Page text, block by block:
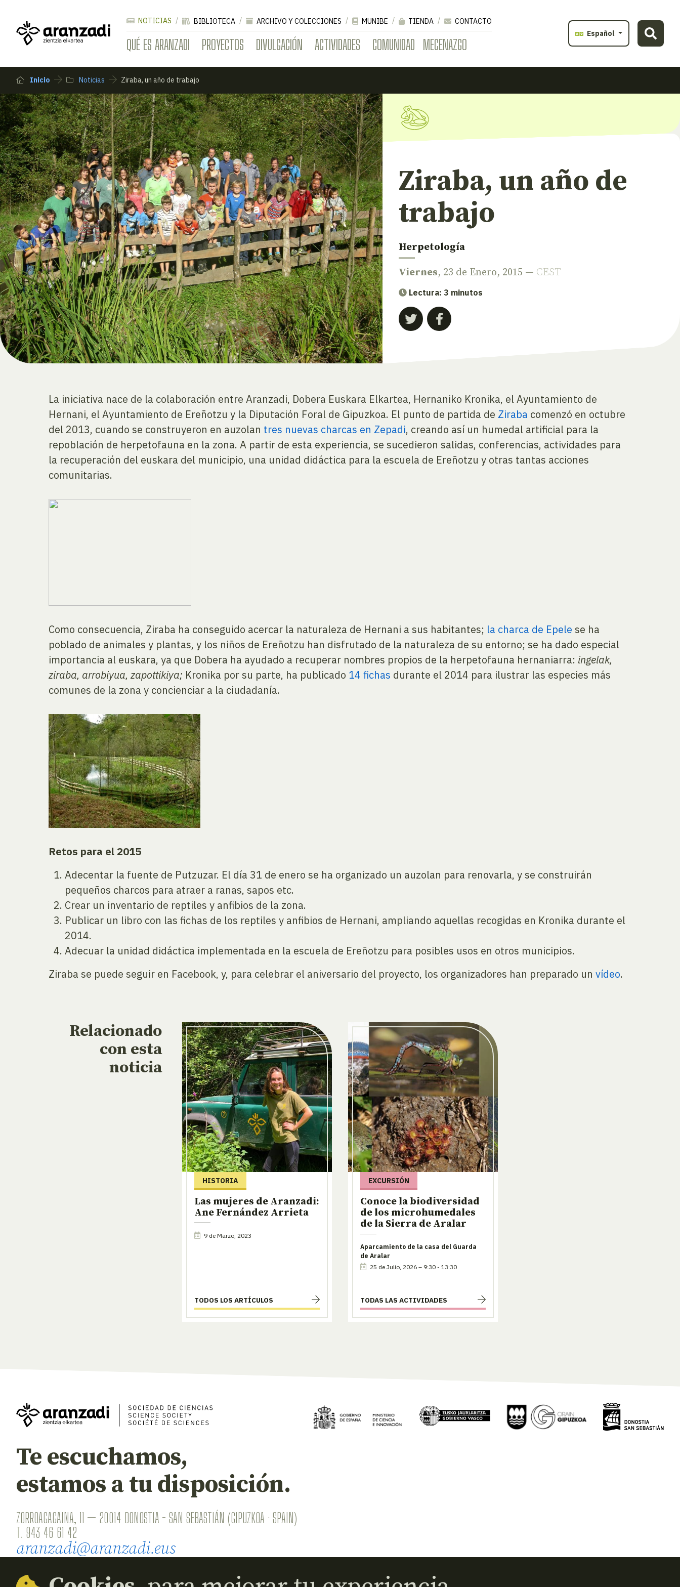
QUÉ ES ARANZADI PROYECTOS DIVULGACIÓN ACTIVIDADES COMUNIDAD MECENAZGO
NOTICIAS BIBLIOTECA ARCHIVO Y COLECCIONES MUNIBE TIENDA
CONTACTO
Español
Inicio Noticias Ziraba, un año de trabajo
Ziraba, un año de
trabajo
Herpetología
Viernes, 23 de Enero, 2015 — CEST
Lectura: 3 minutos
La iniciativa nace de la colaboración entre Aranzadi, Dobera Euskara Elkartea, Hernaniko Kronika, el Ayuntamiento de
Hernani, el Ayuntamiento de Ereñotzu y la Diputación Foral de Gipuzkoa. El punto de partida de Ziraba comenzó en octubre
del 2013, cuando se construyeron en auzolan tres nuevas charcas en Zepadi, creando así un humedal artificial para la
repoblación de herpetofauna en la zona. A partir de esta experiencia, se sucedieron salidas, conferencias, actividades para
la recuperación del euskara del municipio, una unidad didáctica para la escuela de Ereñotzu y otras tantas acciones
comunitarias.
Como consecuencia, Ziraba ha conseguido acercar la naturaleza de Hernani a sus habitantes; la charca de Epele se ha
poblado de animales y plantas, y los niños de Ereñotzu han disfrutado de la naturaleza de su entorno; se ha dado especial
importancia al euskara, ya que Dobera ha ayudado a recuperar nombres propios de la herpetofauna hernaniarra: ingelak,
ziraba, arrobiyua, zapottikiya; Kronika por su parte, ha publicado 14 fichas durante el 2014 para ilustrar las especies más
comunes de la zona y concienciar a la ciudadanía.
Retos para el 2015
Adecentar la fuente de Putzuzar. El día 31 de enero se ha organizado un auzolan para renovarla, y se construirán
pequeños charcos para atraer a ranas, sapos etc.
Crear un inventario de reptiles y anfibios de la zona.
Publicar un libro con las fichas de los reptiles y anfibios de Hernani, ampliando aquellas recogidas en Kronika durante el
2014.
Adecuar la unidad didáctica implementada en la escuela de Ereñotzu para posibles usos en otros municipios.
Ziraba se puede seguir en Facebook, y, para celebrar el aniversario del proyecto, los organizadores han preparado un vídeo.
Relacionado
con esta
noticia
HISTORIA
Las mujeres de Aranzadi:
Ane Fernández Arrieta
9 de Marzo, 2023
TODOS LOS ARTÍCULOS
EXCURSIÓN
Conoce la biodiversidad
de los microhumedales
de la Sierra de Aralar
Aparcamiento de la casa del Guarda
de Aralar
25 de Julio, 2026 – 9:30 - 13:30
TODAS LAS ACTIVIDADES
Te escuchamos,
estamos a tu disposición.
ZORROAGAGAINA, 11 — 20014 DONOSTIA - SAN SEBASTIÁN (GIPUZKOA · SPAIN)
T. 943 46 61 42
aranzadi@aranzadi.eus